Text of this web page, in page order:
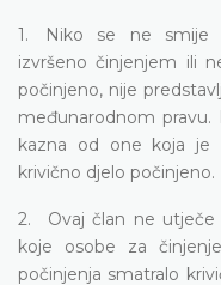
1. Niko se ne smije
izvršeno činjenjem ili
počinjeno, nije
međunarodnom pravu.
kazna od one koja je
krivično djelo počinjeno.
2. Ovaj član ne utječe
koje osobe za
počinjenja smatralo